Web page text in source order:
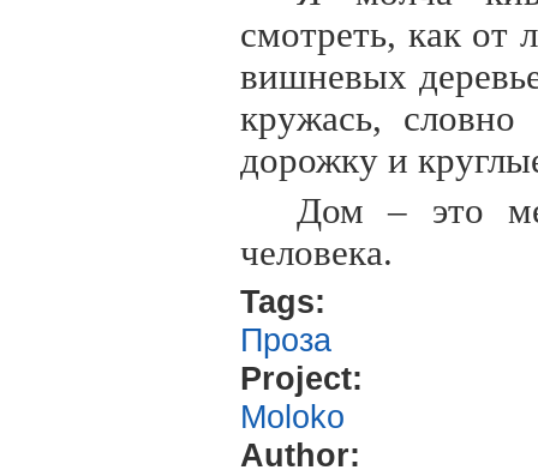
смотреть, как от
вишневых
кружась,
дорожку и
Дом – это
человека.
Tags:
Проза
Project:
Moloko
Author: